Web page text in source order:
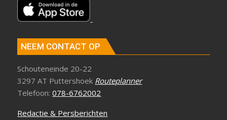
NEEM CONTACT OP
Schouteneinde 20-22
3297 AT Puttershoek Routeplanner
Telefoon:078-6762002
Redactie & Persberichten